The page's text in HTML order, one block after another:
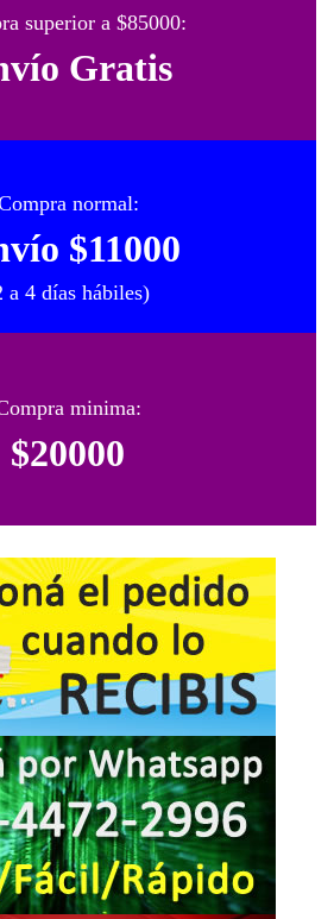
superior a $85000:
Gratis
normal:
$11000
a 4 días hábiles)
minima:
$20000